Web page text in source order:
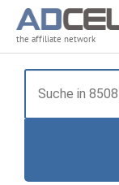
the affiliate network